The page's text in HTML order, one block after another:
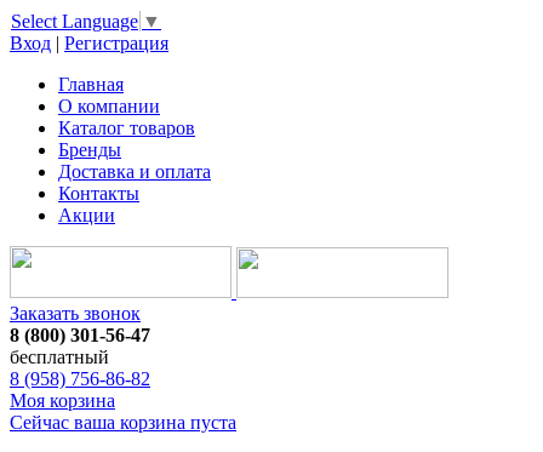
Select Language ▼
Вход | Регистрация
Главная
О компании
Каталог товаров
Бренды
Доставка и оплата
Контакты
Акции
Заказать звонок
8 (800) 301-56-47
бесплатный
8 (958) 756-86-82
Моя корзина
Сейчас ваша корзина пуста